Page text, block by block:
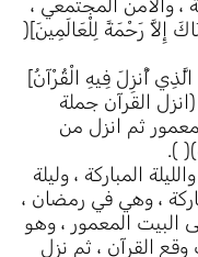
، والأمن المجتمعي ،
إِلاَّ رَحْمَةً لِلْعَالَمِينَ](
أُنزِلَ فِيهِ الْقُرْآنُ]
القرآن جملة
ثم انزل من
).
المباركة ، وليلة
، وهي في رمضان ،
البيت المعمور ، وهو
القرآن ، ثم نزل